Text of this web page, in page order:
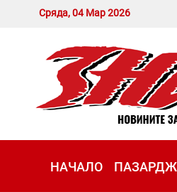
Сряда, 04 Мар 2026
НАЧАЛО